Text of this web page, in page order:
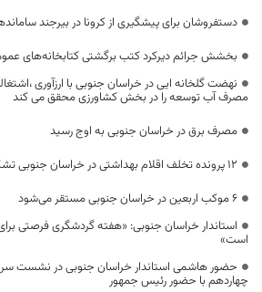
دستفروشان برای پیشگیری از کرونا در بیرجند
بخشش جرائم دیرکرد کتب برگشتی کتابخانه‌های
نهضت گلخانه ایی در خراسان جنوبی با ارزآوری
مصرف آب توسعه را در بخش کشاورزی محقق می کند
مصرف برق در خراسان جنوبی به اوج رسید
۱۲ پرونده تخلف اقلام بهداشتی در خراسان جنوبی تشکیل شد
۶ موکب اربعین در خراسان جنوبی مستقر می‌شود
استاندار خراسان جنوبی: «هفته گردشگری فرصتی
است»
حضور هاشمی استاندار خراسان جنوبی در نشست
چهاردهم با حضور رئیس‌ جمهور